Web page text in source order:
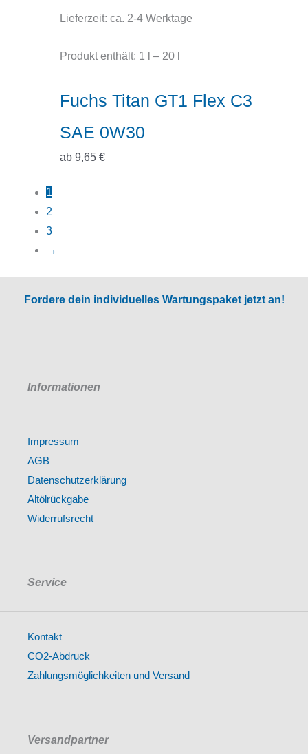
Lieferzeit: ca. 2-4 Werktage
Produkt enthält: 1 – 20
Fuchs Titan GT1 Flex C3
SAE 0W30
ab 9,65 €
1
2
3
→
Fordere dein individuelles Wartungspaket jetzt an!
Informationen
Impressum
AGB
Datenschutzerklärung
Altölrückgabe
Widerrufsrecht
Service
Kontakt
CO2-Abdruck
Zahlungsmöglichkeiten und Versand
Versandpartner